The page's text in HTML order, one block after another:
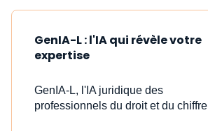
GenIA-L : l'IA qui révèle votre
expertise
GenIA-L, l'IA juridique des
professionnels du droit et du chiffre